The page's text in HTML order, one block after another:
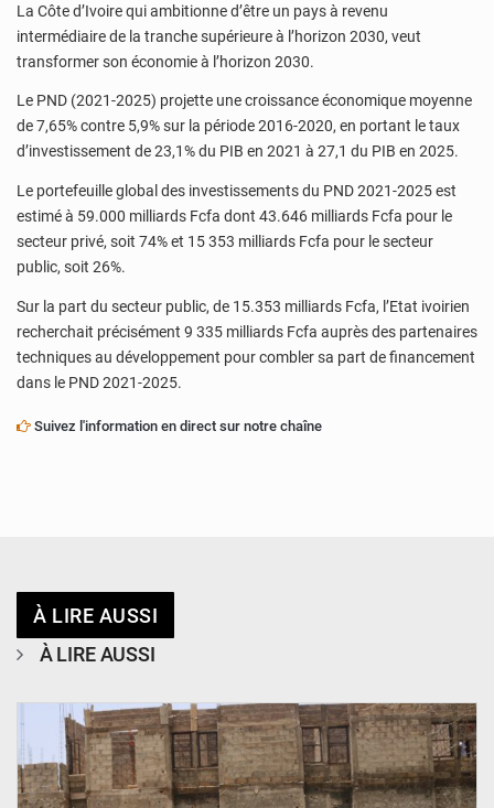
La Côte d’Ivoire qui ambitionne d’être un pays à revenu
intermédiaire de la tranche supérieure à l’horizon 2030, veut
transformer son économie à l’horizon 2030.
Le PND (2021-2025) projette une croissance économique moyenne
de 7,65% contre 5,9% sur la période 2016-2020, en portant le taux
d’investissement de 23,1% du PIB en 2021 à 27,1 du PIB en 2025.
Le portefeuille global des investissements du PND 2021-2025 est
estimé à 59.000 milliards Fcfa dont 43.646 milliards Fcfa pour le
secteur privé, soit 74% et 15 353 milliards Fcfa pour le secteur
public, soit 26%.
Sur la part du secteur public, de 15.353 milliards Fcfa, l’Etat ivoirien
recherchait précisément 9 335 milliards Fcfa auprès des partenaires
techniques au développement pour combler sa part de financement
dans le PND 2021-2025.
Suivez l'information en direct sur notre chaîne
À LIRE AUSSI
À LIRE AUSSI